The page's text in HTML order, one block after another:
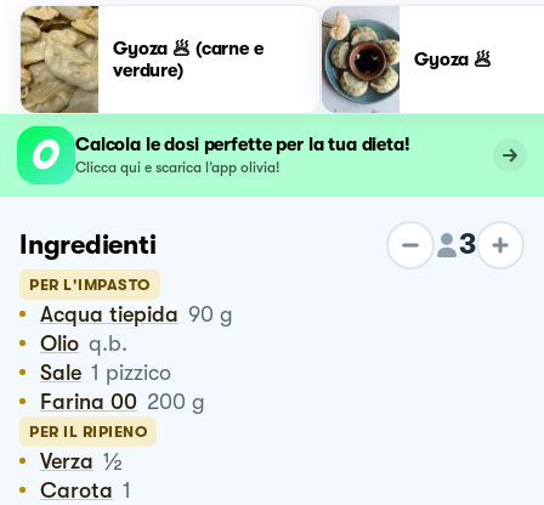
Gyoza 🥟 (carne e
verdure)
Gyoza 🥟
Calcola le dosi perfette per la tua dieta!
Clicca qui e scarica l’app olivia!
Ingredienti 3
PER L'IMPASTO
Acqua tiepida 90 g
Olio q.b.
Sale 1 pizzico
Farina 00 200 g
PER IL RIPIENO
Verza ½
Carota 1